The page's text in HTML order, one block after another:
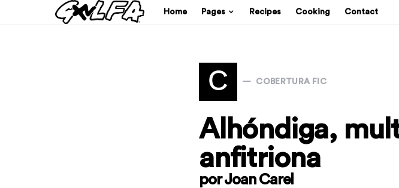
Home Pages Recipes Cooking Contact
C COBERTURA FIC
Alhóndiga,
anfitriona
por Joan Carel